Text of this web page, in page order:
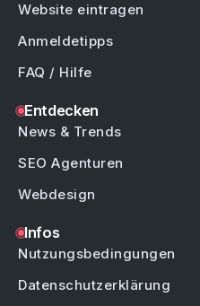
Website eintragen
Anmeldetipps
FAQ / Hilfe
Entdecken
News & Trends
SEO Agenturen
Webdesign
Infos
Nutzungsbedingungen
Datenschutzerklärung